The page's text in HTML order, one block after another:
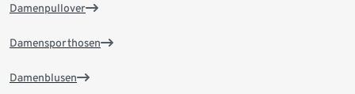
Damenpullover
Damensporthosen
Damenblusen